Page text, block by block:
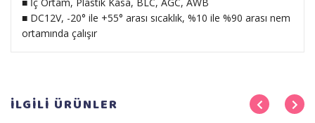
■ DC12V, -20° ile +55° arası sıcaklık, %10 ile %90 arası nem
ortamında çalışır
İLGİLİ ÜRÜNLER